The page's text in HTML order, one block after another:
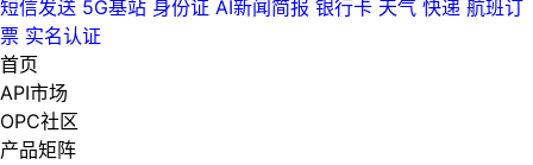
短信发送 5G基站 身份证 AI新闻简报 银行卡 天气 快递 航班订
票 实名认证
首页
API市场
OPC社区
产品矩阵